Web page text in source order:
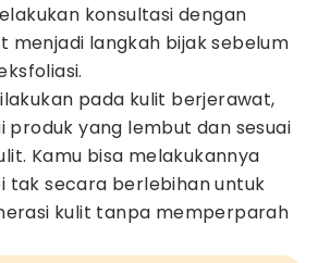
konsultasi dengan
menjadi langkah bijak sebelum
pada kulit berjerawat,
produk yang lembut dan sesuai
Kamu bisa melakukannya
tak secara berlebihan untuk
kulit tanpa memperparah